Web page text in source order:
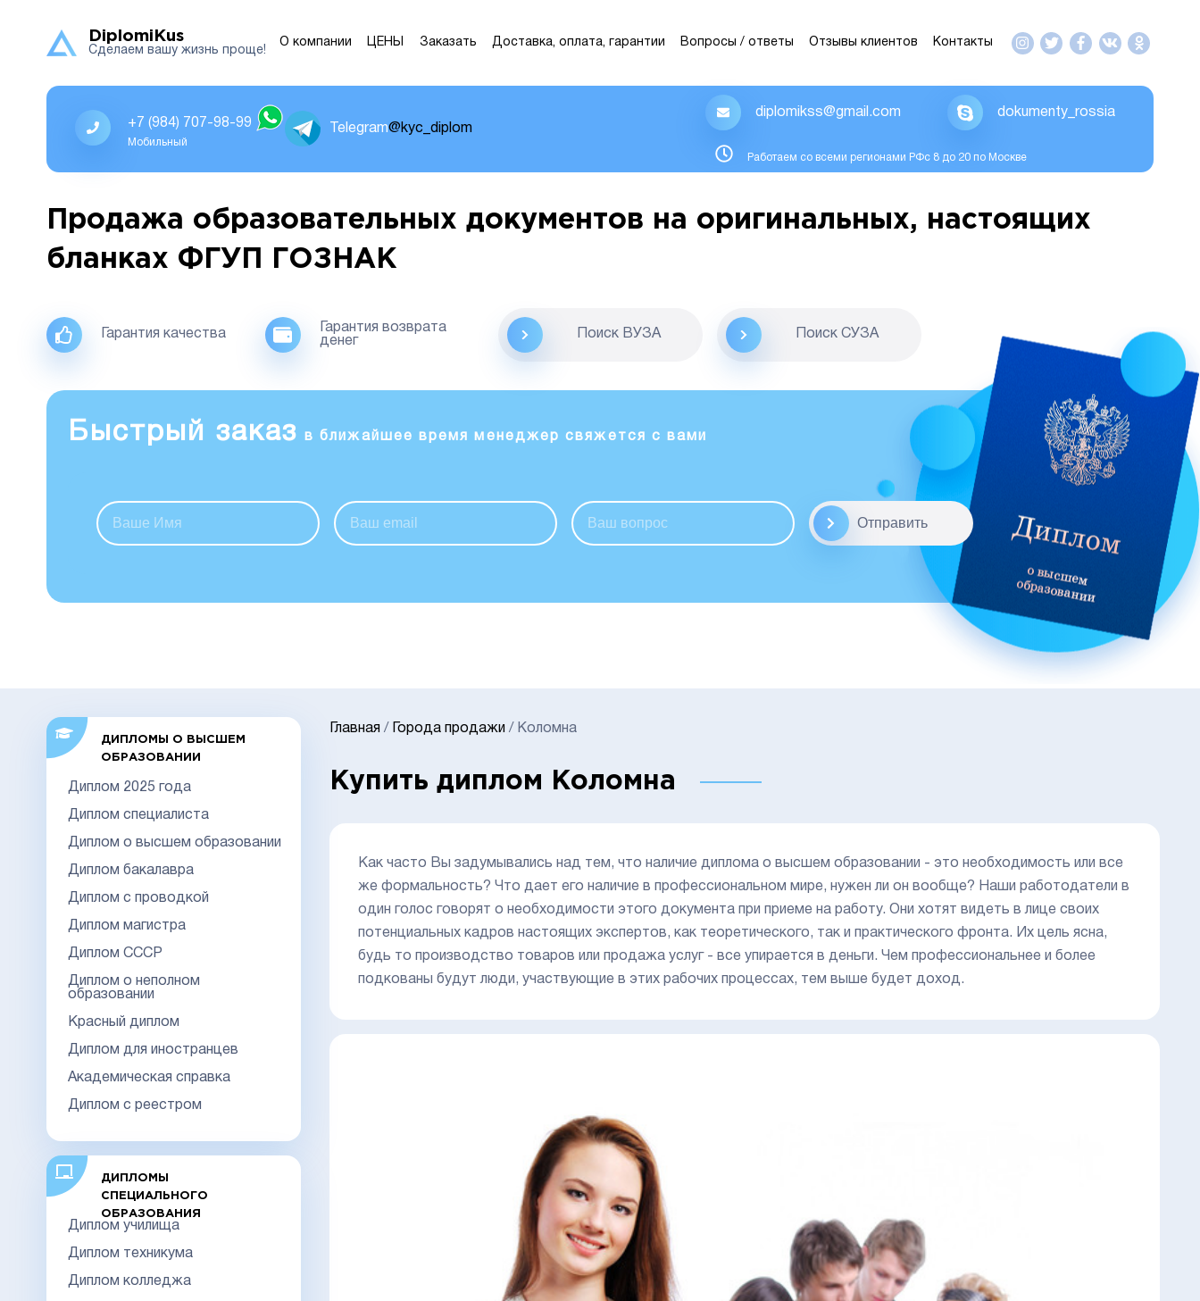
DiplomiKus
Сделаем вашу жизнь проще!
О компании ЦЕНЫ Заказать Доставка, оплата, гарантии Вопросы / ответы Отзывы клиентов Контакты
+7 (984) 707-98-99
Мобильный
Telegram@kyc_diplom
diplomikss@gmail.com dokumenty_rossia
Работаем со всеми регионами РФс 8 до 20 по Москве
Продажа образовательных документов на оригинальных, настоящих
бланках ФГУП ГОЗНАК
Гарантия качества
Гарантия возврата
денег
Поиск ВУЗА Поиск CУЗА
Быстрый заказ в ближайшее время менеджер свяжется с вами
Отправить
ДИПЛОМЫ О ВЫСШЕМ
ОБРАЗОВАНИИ
Диплом 2025 года
Диплом специалиста
Диплом о высшем образовании
Диплом бакалавра
Диплом с проводкой
Диплом магистра
Диплом СССР
Диплом о неполном
образовании
Красный диплом
Диплом для иностранцев
Академическая справка
Диплом с реестром
ДИПЛОМЫ
СПЕЦИАЛЬНОГО
ОБРАЗОВАНИЯ
Диплом училища
Диплом техникума
Диплом колледжа
Главная / Города продажи / Коломна
Купить диплом Коломна
Как часто Вы задумывались над тем, что наличие диплома о высшем образовании - это необходимость или все
же формальность? Что дает его наличие в профессиональном мире, нужен ли он вообще? Наши работодатели в
один голос говорят о необходимости этого документа при приеме на работу. Они хотят видеть в лице своих
потенциальных кадров настоящих экспертов, как теоретического, так и практического фронта. Их цель ясна,
будь то производство товаров или продажа услуг - все упирается в деньги. Чем профессиональнее и более
подкованы будут люди, участвующие в этих рабочих процессах, тем выше будет доход.